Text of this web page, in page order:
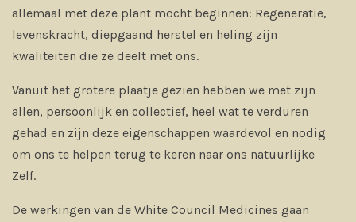
allemaal met deze plant mocht beginnen: Regeneratie,
levenskracht, diepgaand herstel en heling zijn
kwaliteiten die ze deelt met ons.
Vanuit het grotere plaatje gezien hebben we met zijn
allen, persoonlijk en collectief, heel wat te verduren
gehad en zijn deze eigenschappen waardevol en nodig
om ons te helpen terug te keren naar ons natuurlijke
Zelf.
De werkingen van de White Council Medicines gaan